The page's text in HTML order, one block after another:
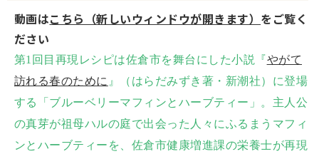
動画はこちら（新しいウィンドウが開きます） をご覧く
ださい
第1回目再現レシピは佐倉市を舞台にした小説『やがて
訪れる春のために 』（はらだみずき著・新潮社）に登場
する「ブルーベリーマフィンとハーブティー」。主人公
の真芽が祖母ハルの庭で出会った人々にふるまうマフィ
ンとハーブティーを、佐倉市健康増進課の栄養士が再現